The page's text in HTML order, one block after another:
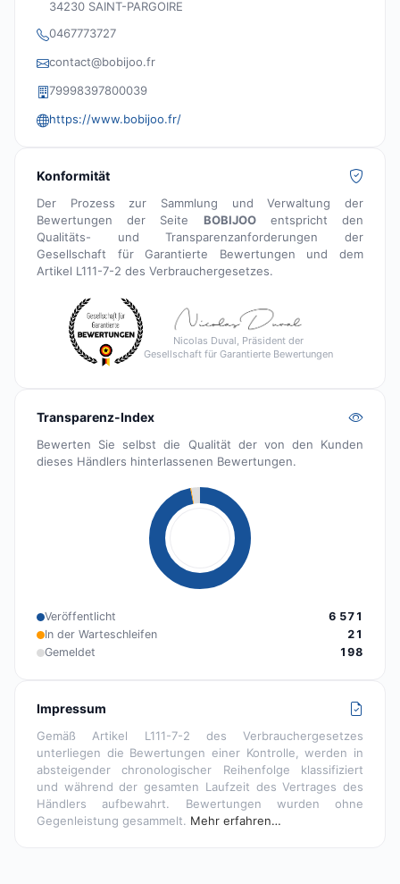
34230 SAINT-PARGOIRE
0467773727
contact@bobijoo.fr
79998397800039
https://www.bobijoo.fr/
Konformität
Der Prozess zur Sammlung und Verwaltung der
Bewertungen der Seite BOBIJOOentspricht den
Qualitäts- und Transparenzanforderungen der
Gesellschaft für Garantierte Bewertungen und dem
Artikel L111-7-2 des Verbrauchergesetzes.
Nicolas Duval, Präsident der
Gesellschaft für Garantierte Bewertungen
Transparenz-Index
Bewerten Sie selbst die Qualität der von den Kunden
dieses Händlers hinterlassenen Bewertungen.
Veröffentlicht
6 571
In der Warteschleifen
21
Gemeldet
198
Impressum
Gemäß Artikel L111-7-2 des Verbrauchergesetzes
unterliegen die Bewertungen einer Kontrolle, werden in
absteigender chronologischer Reihenfolge klassifiziert
und während der gesamten Laufzeit des Vertrages des
Händlers aufbewahrt. Bewertungen wurden ohne
Gegenleistung gesammelt. Mehr erfahren…